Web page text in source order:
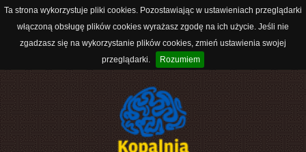
Ta strona wykorzystuje pliki cookies. Pozostawiając w ustawieniach przeglądarki
włączoną obsługę plików cookies wyrażasz zgodę na ich użycie. Jeśli nie
zgadzasz się na wykorzystanie plików cookies, zmień ustawienia swojej
przeglądarki.
Rozumiem